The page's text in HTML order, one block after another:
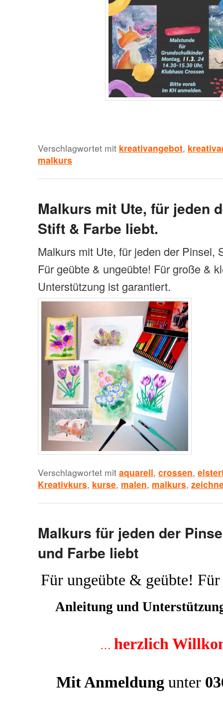
Verschlagwortet mit kreativangebot,
malkurs
Malkurs mit Ute, für jeden
Stift & Farbe liebt.
Malkurs mit Ute, für jeden der Pinsel,
Für geübte & ungeübte! Für große &
Unterstützung ist garantiert.
Verschlagwortet mit aquarell, crossen,
Kreativkurs, kurse, malen, malkurs,
Malkurs für jeden der
und Farbe liebt
Für ungeübte & geübte!
Anleitung und
… herzlich
MitAnmeldung unter